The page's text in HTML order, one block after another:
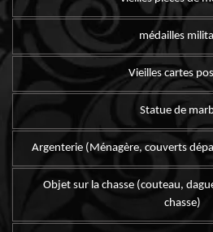
médailles
Vieilles cartes
Statue de
Argenterie (Ménagère, couverts
Objet sur la chasse (couteau,
chasse)